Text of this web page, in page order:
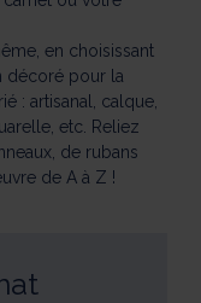
en choisissant
décoré pour la
: artisanal, calque,
etc. Reliez
de rubans
de A à Z !